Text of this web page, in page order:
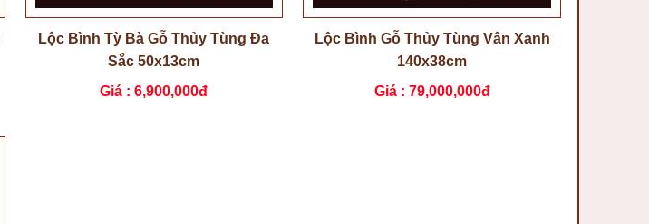
Lộc Bình Tỳ Bà Gỗ Thủy Tùng Đa
Sắc 50x13cm
Giá :6,900,000đ
Lộc Bình Gỗ Thủy Tùng Vân Xanh
140x38cm
Giá : 79,000,000đ